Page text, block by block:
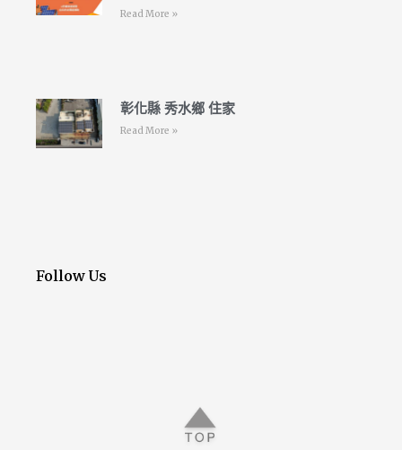
Read More »
彰化縣 秀水鄉 住家
Read More »
Follow Us